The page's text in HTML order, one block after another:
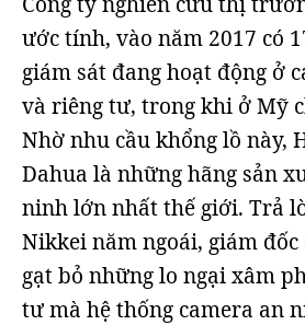
ước tính, vào năm 2017 có
giám sát đang hoạt động ở
và riêng tư, trong khi ở Mỹ
Nhờ nhu cầu khổng lồ này,
Dahua là những hãng sản
ninh lớn nhất thế giới. Trả
Nikkei năm ngoái, giám
gạt bỏ những lo ngại xâm
tư mà hệ thống camera an